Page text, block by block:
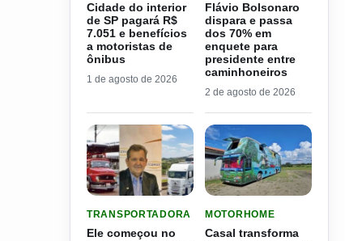
Cidade do interior
de SP pagará R$
7.051 e benefícios
a motoristas de
ônibus
1 de agosto de 2026
Flávio Bolsonaro
dispara e passa
dos 70% em
enquete para
presidente entre
caminhoneiros
2 de agosto de 2026
TRANSPORTADORA
Ele começou no
MOTORHOME
Casal transforma